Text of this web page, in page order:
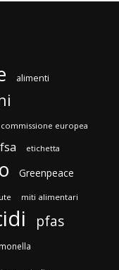
alimenti
commissione europea
etichetta
Greenpeace
miti alimentari
pfas